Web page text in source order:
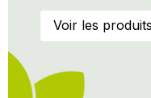
Voir les produits